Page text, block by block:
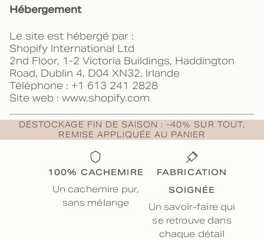
Hébergement
Le site est hébergé par :
Shopify International Ltd
2nd Floor, 1-2 Victoria Buildings, Haddington
Road, Dublin 4, D04 XN32, Irlande
Téléphone : +1 613 241 2828
Site web : www.shopify.com
DÉSTOCKAGE FIN DE SAISON : -40% SUR TOUT,
REMISE APPLIQUÉE AU PANIER
100% CACHEMIRE
Un cachemire pur,
sans mélange
FABRICATION
SOIGNÉE
Un savoir-faire qui
se retrouve dans
chaque détail